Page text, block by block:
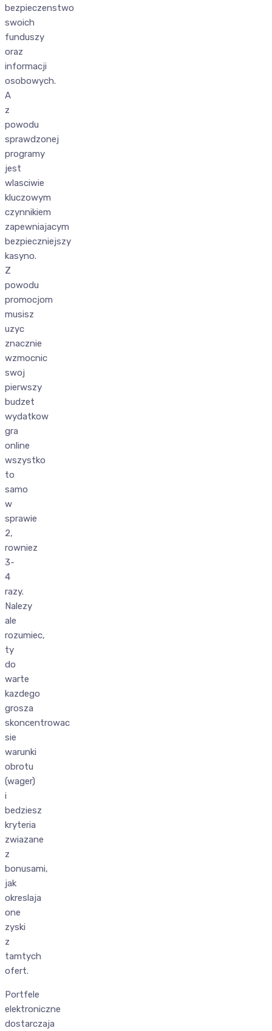
bezpieczenstwo
swoich
funduszy
oraz
informacji
osobowych.
A
z
powodu
sprawdzonej
programy
jest
wlasciwie
kluczowym
czynnikiem
zapewniajacym
bezpieczniejszy
kasyno.
Z
powodu
promocjom
musisz
uzyc
znacznie
wzmocnic
swoj
pierwszy
budzet
wydatkow
gra
online
wszystko
to
samo
w
sprawie
2,
rowniez
3-
4
razy.
Nalezy
ale
rozumiec,
ty
do
warte
kazdego
grosza
skoncentrowac
sie
warunki
obrotu
(wager)
i
bedziesz
kryteria
zwiazane
z
bonusami,
jak
okreslaja
one
zyski
z
tamtych
ofert.
Portfele
elektroniczne
dostarczaja